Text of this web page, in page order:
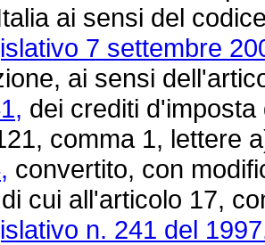
ai sensi del
7 settembre
ai sensi
dei crediti
comma 1, lettere
convertito, con
cui all'articolo 17,
n. 241 del